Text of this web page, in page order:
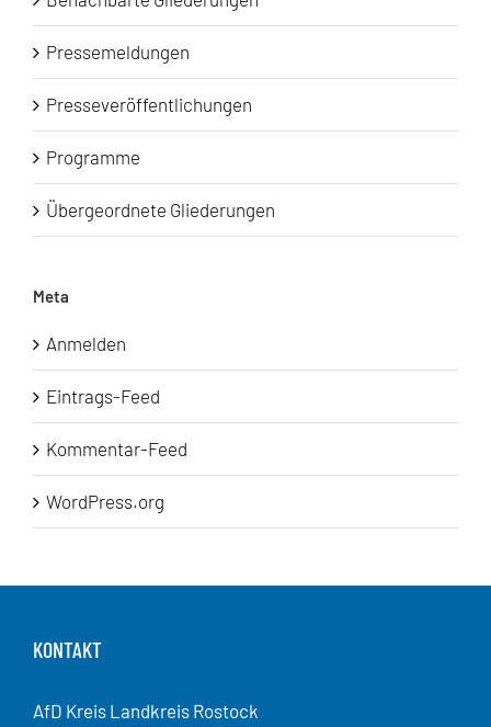
Pressemeldungen
Presseveröffentlichungen
Programme
Übergeordnete Gliederungen
Meta
Anmelden
Eintrags-Feed
Kommentar-Feed
WordPress.org
KONTAKT
AfD Kreis Landkreis Rostock